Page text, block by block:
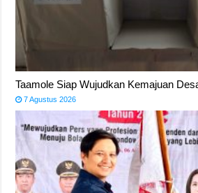
Taamole Siap Wujudkan Kemajuan
7 Agustus 2026